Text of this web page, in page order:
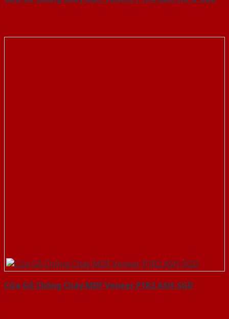
Cửa Gỗ Chống Cháy MDF Veneer P1R2 ASH-SGD